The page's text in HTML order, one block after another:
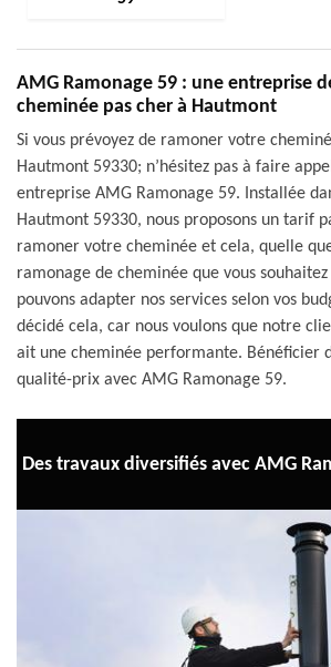
AMG Ramonage 59 : une entreprise
cheminée pas cher à Hautmont
Si vous prévoyez de ramoner votre
Hautmont 59330; n’hésitez pas à faire
entreprise AMG Ramonage 59. Installée
Hautmont 59330, nous proposons un tarif
ramoner votre cheminée et cela, quelle
ramonage de cheminée que vous souhaitez
pouvons adapter nos services selon vos
décidé cela, car nous voulons que notre
ait une cheminée performante. Bénéficier
qualité-prix avec AMG Ramonage 59.
Des travaux diversifiés avec AMG